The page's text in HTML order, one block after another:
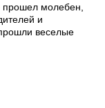
прошел молебен,
и
веселые